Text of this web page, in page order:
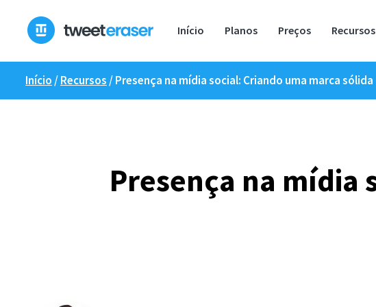
conteúdo
Início Planos Preços Recursos
Início /Recursos /Presença na mídia social: Criando uma marca
Presença na mídia